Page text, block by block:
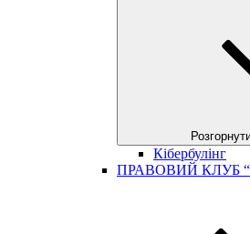
Кібербулінг
ПРАВОВИЙ КЛУБ